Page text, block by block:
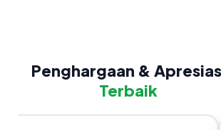
Penghargaan &
Terbaik